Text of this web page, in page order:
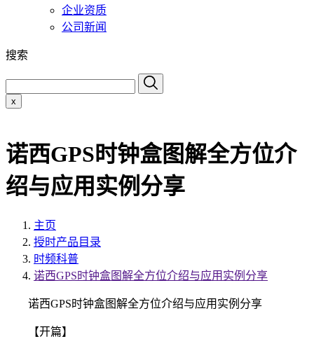
企业资质
公司新闻
搜索
x
诺西GPS时钟盒图解全方位介
绍与应用实例分享
主页
授时产品目录
时频科普
诺西GPS时钟盒图解全方位介绍与应用实例分享
诺西GPS时钟盒图解全方位介绍与应用实例分享
【开篇】